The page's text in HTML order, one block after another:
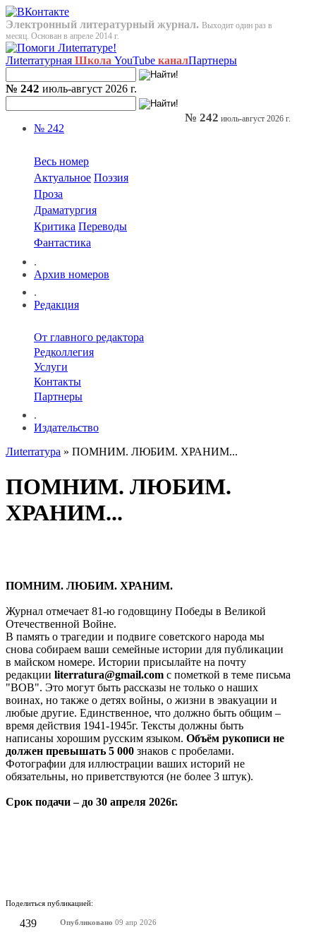
Электронный литературный журнал. Выходит один раз в
месяц. Основан в апреле 2014 г.
Лиterraтурная Школа YouTube каналПартнеры
№ 242 июль-август 2026 г.
№ 242
Весь номер
Актуальное Поэзия
Проза
Драматургия
Критика Переводы
Фантастика
.
Архив номеров
.
Редакция
От главного редактора
Редколлегия
Услуги
Контакты
Партнеры
.
Издательство
№ 242 июль-август 2026 г.
Лиterraтура » ПОМНИМ. ЛЮБИМ. ХРАНИМ...
ПОМНИМ. ЛЮБИМ.
ХРАНИМ...
ПОМНИМ. ЛЮБИМ. ХРАНИМ.
Журнал отмечает 81-ю годовщину Победы в Великой
Отечественной Войне.
В память о трагедии и подвиге советского народа мы
снова собираем ваши семейные истории для публикации
в майском номере. Истории присылайте на почту
редакции literratura@gmail.com с пометкой в теме письма
"ВОВ". Это могут быть рассказы не только о наших
воинах, но также о детях войны, о жизни в эвакуации и
любые другие. Единственное, что должно быть общим –
время действия 1941-1945г. Тексты должны быть
написаны хорошим русским языком. Объём рукописи не
должен превышать 5 000 знаков с пробелами.
Фотографии для иллюстрации ваших историй не
обязательны, но приветствуются (не более 3 штук).
Срок подачи – до 30 апреля 2026г.
Поделиться публикацией:
439 Опубликовано 09 апр 2026